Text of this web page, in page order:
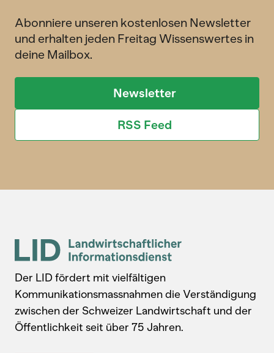
Abonniere unseren kostenlosen Newsletter
und erhalten jeden Freitag Wissenswertes in
deine Mailbox.
Newsletter
RSS Feed
Der LID fördert mit vielfältigen
Kommunikationsmassnahmen die Verständigung
zwischen der Schweizer Landwirtschaft und der
Öffentlichkeit seit über 75 Jahren.